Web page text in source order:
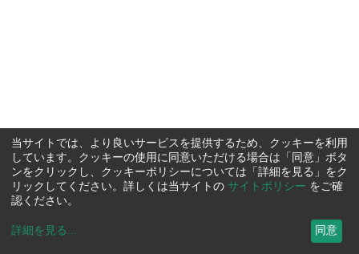
当サイトでは、より良いサービスを提供するため、クッキーを利用
しています。クッキーの使用に同意いただける場合は「同意」ボタ
ンをクリックし、クッキーポリシーについては「詳細を見る」をク
リックしてください。詳しくは当サイトの サイトポリシー をご確
認ください。
詳細を見る ... 同意